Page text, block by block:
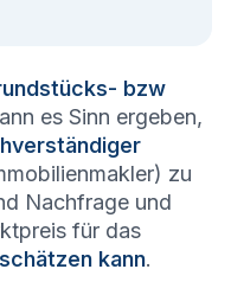
bzw
es Sinn ergeben,
zu
Nachfrage und
für das
kann.